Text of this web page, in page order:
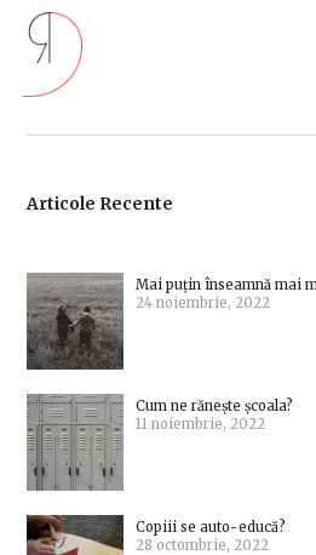
Articole Recente
Mai puțin înseamnă mai
24 noiembrie, 2022
Cum ne rănește școala?
11 noiembrie, 2022
Copiii se auto-educă?
28 octombrie, 2022